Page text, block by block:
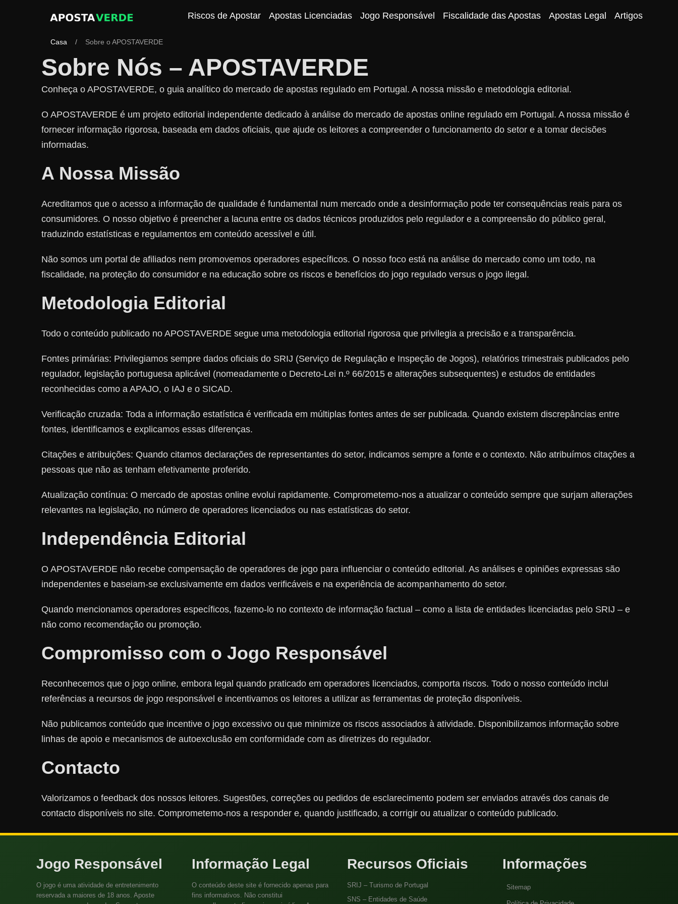
Riscos de Apostar Apostas Licenciadas Jogo Responsável Fiscalidade das Apostas Apostas Legal Artigos
Casa / Sobre o APOSTAVERDE
Sobre Nós – APOSTAVERDE
Conheça o APOSTAVERDE, o guia analítico do mercado de apostas regulado em Portugal. A nossa missão e metodologia editorial.
O APOSTAVERDE é um projeto editorial independente dedicado à análise do mercado de apostas online regulado em Portugal. A nossa missão é
fornecer informação rigorosa, baseada em dados oficiais, que ajude os leitores a compreender o funcionamento do setor e a tomar decisões
informadas.
A Nossa Missão
Acreditamos que o acesso a informação de qualidade é fundamental num mercado onde a desinformação pode ter consequências reais para os
consumidores. O nosso objetivo é preencher a lacuna entre os dados técnicos produzidos pelo regulador e a compreensão do público geral,
traduzindo estatísticas e regulamentos em conteúdo acessível e útil.
Não somos um portal de afiliados nem promovemos operadores específicos. O nosso foco está na análise do mercado como um todo, na
fiscalidade, na proteção do consumidor e na educação sobre os riscos e benefícios do jogo regulado versus o jogo ilegal.
Metodologia Editorial
Todo o conteúdo publicado no APOSTAVERDE segue uma metodologia editorial rigorosa que privilegia a precisão e a transparência.
Fontes primárias: Privilegiamos sempre dados oficiais do SRIJ (Serviço de Regulação e Inspeção de Jogos), relatórios trimestrais publicados pelo
regulador, legislação portuguesa aplicável (nomeadamente o Decreto-Lei n.º 66/2015 e alterações subsequentes) e estudos de entidades
reconhecidas como a APAJO, o IAJ e o SICAD.
Verificação cruzada: Toda a informação estatística é verificada em múltiplas fontes antes de ser publicada. Quando existem discrepâncias entre
fontes, identificamos e explicamos essas diferenças.
Citações e atribuições: Quando citamos declarações de representantes do setor, indicamos sempre a fonte e o contexto. Não atribuímos citações a
pessoas que não as tenham efetivamente proferido.
Atualização contínua: O mercado de apostas online evolui rapidamente. Comprometemo-nos a atualizar o conteúdo sempre que surjam alterações
relevantes na legislação, no número de operadores licenciados ou nas estatísticas do setor.
Independência Editorial
O APOSTAVERDE não recebe compensação de operadores de jogo para influenciar o conteúdo editorial. As análises e opiniões expressas são
independentes e baseiam-se exclusivamente em dados verificáveis e na experiência de acompanhamento do setor.
Quando mencionamos operadores específicos, fazemo-lo no contexto de informação factual – como a lista de entidades licenciadas pelo SRIJ – e
não como recomendação ou promoção.
Compromisso com o Jogo Responsável
Reconhecemos que o jogo online, embora legal quando praticado em operadores licenciados, comporta riscos. Todo o nosso conteúdo inclui
referências a recursos de jogo responsável e incentivamos os leitores a utilizar as ferramentas de proteção disponíveis.
Não publicamos conteúdo que incentive o jogo excessivo ou que minimize os riscos associados à atividade. Disponibilizamos informação sobre
linhas de apoio e mecanismos de autoexclusão em conformidade com as diretrizes do regulador.
Contacto
Valorizamos o feedback dos nossos leitores. Sugestões, correções ou pedidos de esclarecimento podem ser enviados através dos canais de
contacto disponíveis no site. Comprometemo-nos a responder e, quando justificado, a corrigir ou atualizar o conteúdo publicado.
Jogo Responsável
O jogo é uma atividade de entretenimento
reservada a maiores de 18 anos. Aposte
Informação Legal
O conteúdo deste site é fornecido apenas para
fins informativos. Não constitui
Recursos Oficiais
SRIJ – Turismo de Portugal
SNS – Entidades de Saúde
Informações
Sitemap